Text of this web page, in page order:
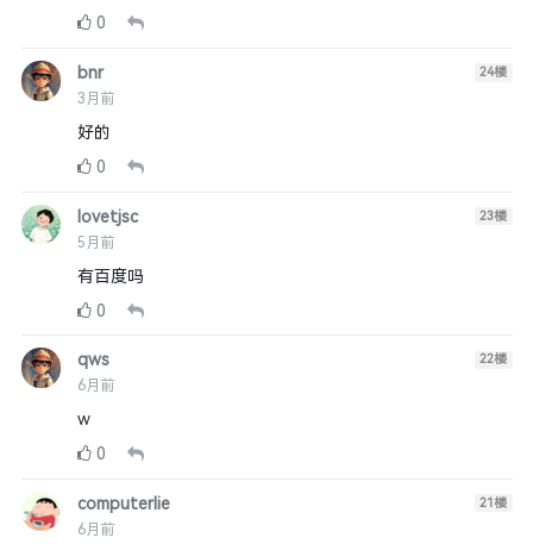
0
bnr
3月前
24楼
好的
0
lovetjsc
5月前
23楼
有百度吗
0
qws
6月前
22楼
w
0
computerlie
6月前
21楼